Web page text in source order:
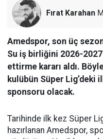
Fırat Karahan
Amedspor, son üç
Su iş birliğini 2026-
ettirme kararı aldı.
kulübün Süper Lig’deki
sponsoru olacak.
Tarihinde ilk kez Süper
hazırlanan Amedspor,